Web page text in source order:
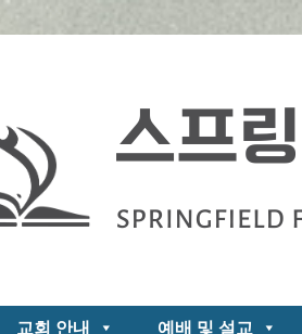
교회 안내 예배 및 설교